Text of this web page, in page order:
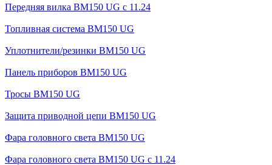
Передняя вилка BM150 UG с 11.24
Топливная система BM150 UG
Уплотнители/резинки BM150 UG
Панель приборов BM150 UG
Тросы BM150 UG
Защита приводной цепи BM150 UG
Фара головного света BM150 UG
Фара головного света BM150 UG c 11.24